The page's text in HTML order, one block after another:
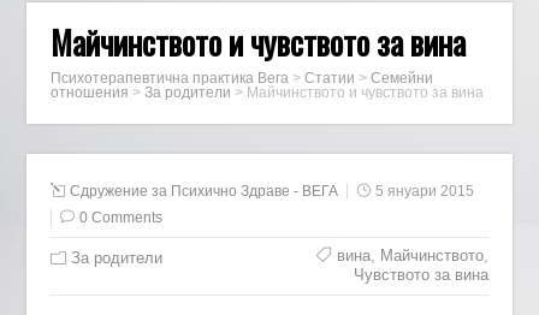
Майчинството и чувството за вина
Психотерапевтична практика Вега >Статии >Семейни
отношения >За родители > Майчинството и чувството за вина
Сдружение за Психично Здраве - ВЕГА
5 януари 2015
0 Comments
За родители вина, Майчинството,
Чувството за вина